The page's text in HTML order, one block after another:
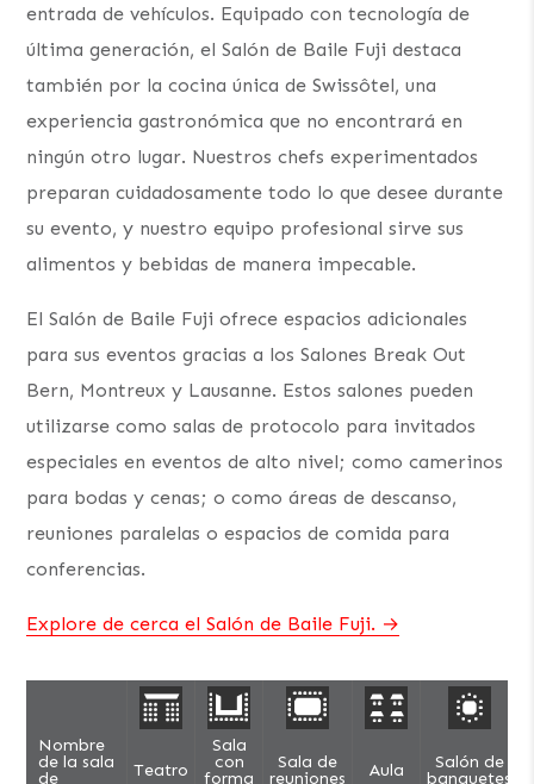
entrada de vehículos. Equipado con tecnología de
última generación, el Salón de Baile Fuji destaca
también por la cocina única de Swissôtel, una
experiencia gastronómica que no encontrará en
ningún otro lugar. Nuestros chefs experimentados
preparan cuidadosamente todo lo que desee durante
su evento, y nuestro equipo profesional sirve sus
alimentos y bebidas de manera impecable.
El Salón de Baile Fuji ofrece espacios adicionales
para sus eventos gracias a los Salones Break Out
Bern, Montreux y Lausanne. Estos salones pueden
utilizarse como salas de protocolo para invitados
especiales en eventos de alto nivel; como camerinos
para bodas y cenas; o como áreas de descanso,
reuniones paralelas o espacios de comida para
conferencias.
Explore de cerca el Salón de Baile Fuji.
Nombre
de la sala
de Teatro
Sala
con
forma
Sala de
reuniones Aula Salón de
banquetes